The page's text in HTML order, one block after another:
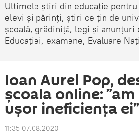
Ultimele știri din educație
elevi și părinți, știri ce țin de
școală, grădiniță, legi și anunțuri
Educației, examene, Evaluare
Ioan Aurel Pop,
școala online:
ușor ineficiența ei”
11:35 07.08.2020